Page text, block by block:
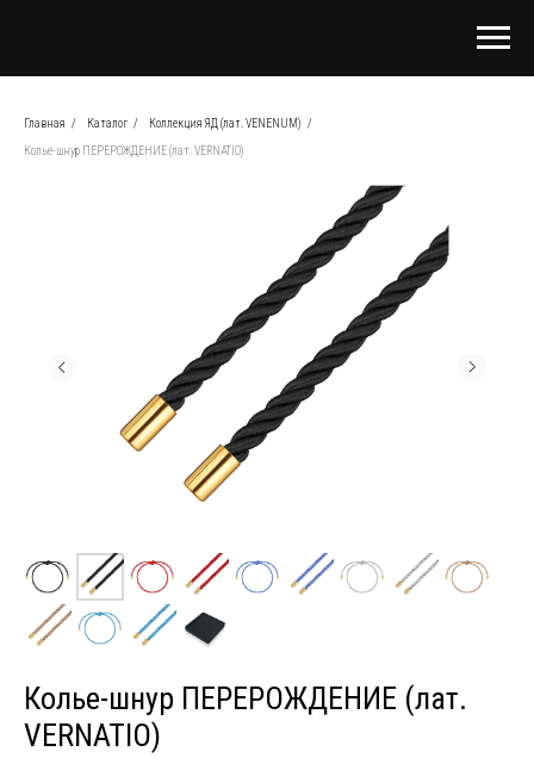
Главная / Каталог / Коллекция ЯД (лат. VENENUM) /
Колье-шнур ПЕРЕРОЖДЕНИЕ (лат. VERNATIO)
Колье-шнур ПЕРЕРОЖДЕНИЕ (лат.
VERNATIO)